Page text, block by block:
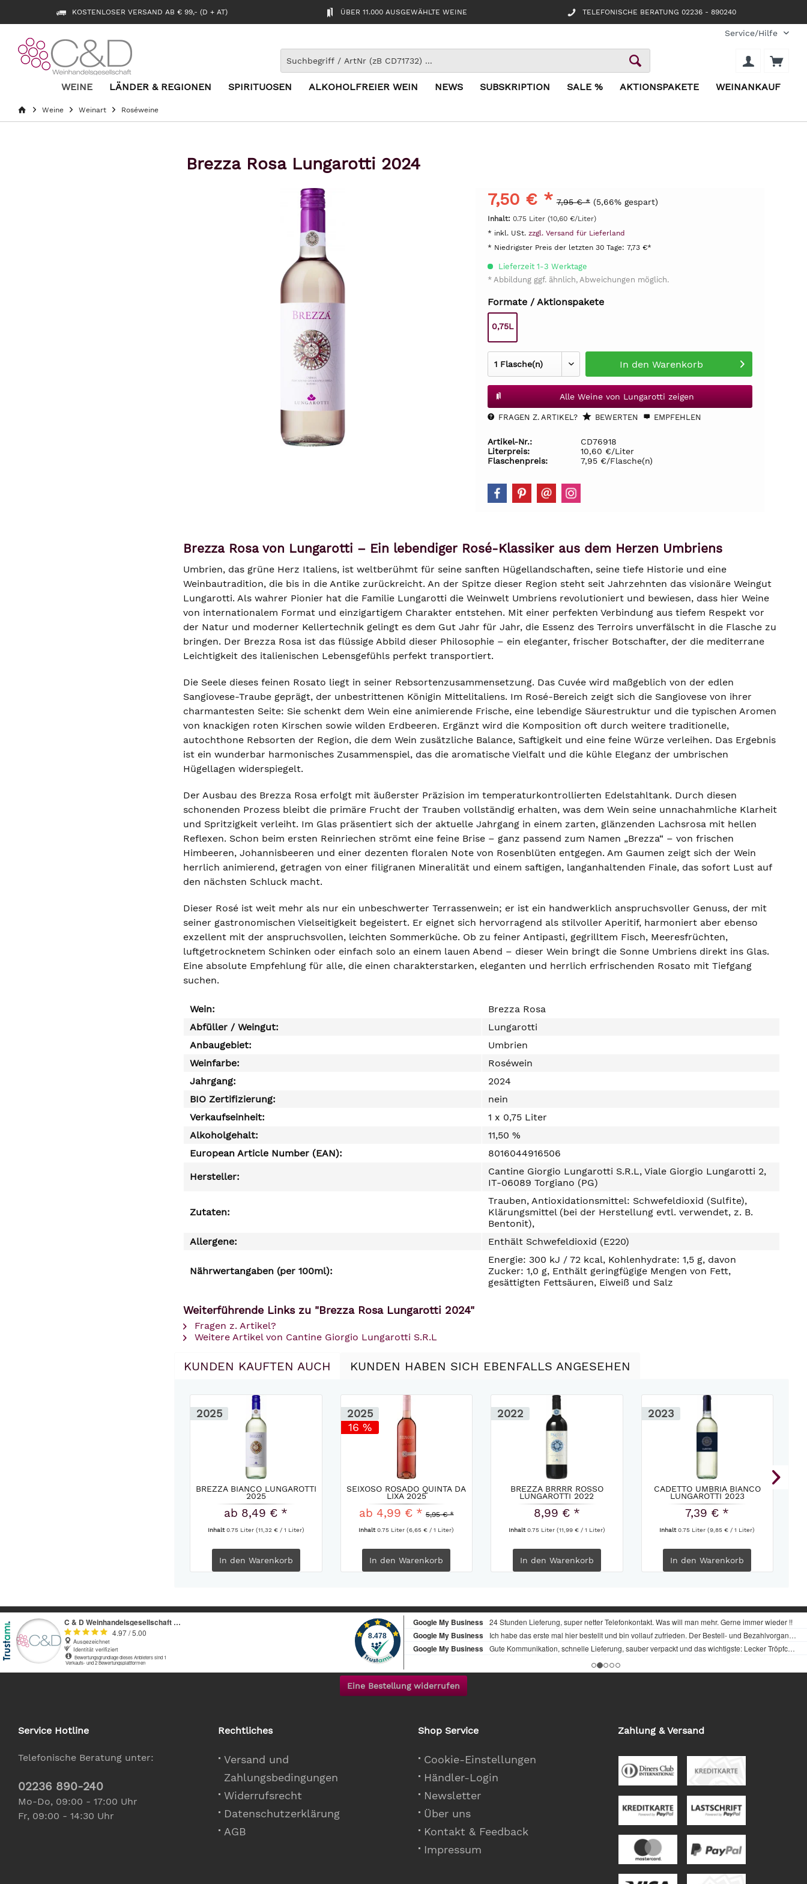
KOSTENLOSER VERSAND AB € 99,- (D + AT) ÜBER 11.000 AUSGEWÄHLTE WEINE TELEFONISCHE BERATUNG 02236 - 890240
Service/Hilfe
WEINE LÄNDER & REGIONEN SPIRITUOSEN ALKOHOLFREIER WEIN NEWS SUBSKRIPTION SALE % AKTIONSPAKETE WEINANKAUF
Weine Weinart Roséweine
Brezza Rosa Lungarotti 2024
7,50 € * 7,95 € * (5,66% gespart)
Inhalt: 0.75 Liter (10,60 €/Liter)
* inkl. USt. zzgl. Versand für Lieferland
* Niedrigster Preis der letzten 30 Tage: 7,73 €*
Lieferzeit 1-3 Werktage
* Abbildung ggf. ähnlich, Abweichungen möglich.
Formate / Aktionspakete
0,75L
In den Warenkorb
Alle Weine von Lungarotti zeigen
FRAGEN Z. ARTIKEL? BEWERTEN EMPFEHLEN
Artikel-Nr.:
CD76918
Literpreis:
10,60 €/Liter
Flaschenpreis:
7,95 €/Flasche(n)
Brezza Rosa von Lungarotti – Ein lebendiger Rosé-Klassiker aus dem Herzen Umbriens
Umbrien, das grüne Herz Italiens, ist weltberühmt für seine sanften Hügellandschaften, seine tiefe Historie und eine
Weinbautradition, die bis in die Antike zurückreicht. An der Spitze dieser Region steht seit Jahrzehnten das visionäre Weingut
Lungarotti. Als wahrer Pionier hat die Familie Lungarotti die Weinwelt Umbriens revolutioniert und bewiesen, dass hier Weine
von internationalem Format und einzigartigem Charakter entstehen. Mit einer perfekten Verbindung aus tiefem Respekt vor
der Natur und moderner Kellertechnik gelingt es dem Gut Jahr für Jahr, die Essenz des Terroirs unverfälscht in die Flasche zu
bringen. Der Brezza Rosa ist das flüssige Abbild dieser Philosophie – ein eleganter, frischer Botschafter, der die mediterrane
Leichtigkeit des italienischen Lebensgefühls perfekt transportiert.
Die Seele dieses feinen Rosato liegt in seiner Rebsortenzusammensetzung. Das Cuvée wird maßgeblich von der edlen
Sangiovese-Traube geprägt, der unbestrittenen Königin Mittelitaliens. Im Rosé-Bereich zeigt sich die Sangiovese von ihrer
charmantesten Seite: Sie schenkt dem Wein eine animierende Frische, eine lebendige Säurestruktur und die typischen Aromen
von knackigen roten Kirschen sowie wilden Erdbeeren. Ergänzt wird die Komposition oft durch weitere traditionelle,
autochthone Rebsorten der Region, die dem Wein zusätzliche Balance, Saftigkeit und eine feine Würze verleihen. Das Ergebnis
ist ein wunderbar harmonisches Zusammenspiel, das die aromatische Vielfalt und die kühle Eleganz der umbrischen
Hügellagen widerspiegelt.
Der Ausbau des Brezza Rosa erfolgt mit äußerster Präzision im temperaturkontrollierten Edelstahltank. Durch diesen
schonenden Prozess bleibt die primäre Frucht der Trauben vollständig erhalten, was dem Wein seine unnachahmliche Klarheit
und Spritzigkeit verleiht. Im Glas präsentiert sich der aktuelle Jahrgang in einem zarten, glänzenden Lachsrosa mit hellen
Reflexen. Schon beim ersten Reinriechen strömt eine feine Brise – ganz passend zum Namen „Brezza“ – von frischen
Himbeeren, Johannisbeeren und einer dezenten floralen Note von Rosenblüten entgegen. Am Gaumen zeigt sich der Wein
herrlich animierend, getragen von einer filigranen Mineralität und einem saftigen, langanhaltenden Finale, das sofort Lust auf
den nächsten Schluck macht.
Dieser Rosé ist weit mehr als nur ein unbeschwerter Terrassenwein; er ist ein handwerklich anspruchsvoller Genuss, der mit
seiner gastronomischen Vielseitigkeit begeistert. Er eignet sich hervorragend als stilvoller Aperitif, harmoniert aber ebenso
exzellent mit der anspruchsvollen, leichten Sommerküche. Ob zu feiner Antipasti, gegrilltem Fisch, Meeresfrüchten,
luftgetrocknetem Schinken oder einfach solo an einem lauen Abend – dieser Wein bringt die Sonne Umbriens direkt ins Glas.
Eine absolute Empfehlung für alle, die einen charakterstarken, eleganten und herrlich erfrischenden Rosato mit Tiefgang
suchen.
Wein:
Brezza Rosa
Abfüller / Weingut:
Lungarotti
Anbaugebiet:
Umbrien
Weinfarbe:
Roséwein
Jahrgang:
2024
BIO Zertifizierung:
nein
Verkaufseinheit:
1 x 0,75 Liter
Alkoholgehalt:
11,50 %
European Article Number (EAN):
8016044916506
Hersteller:
Cantine Giorgio Lungarotti S.R.L, Viale Giorgio Lungarotti 2,
IT-06089 Torgiano (PG)
Zutaten:
Trauben, Antioxidationsmittel: Schwefeldioxid (Sulfite),
Klärungsmittel (bei der Herstellung evtl. verwendet, z. B.
Bentonit),
Allergene:
Enthält Schwefeldioxid (E220)
Nährwertangaben (per 100ml):
Energie: 300 kJ / 72 kcal, Kohlenhydrate: 1,5 g, davon
Zucker: 1,0 g, Enthält geringfügige Mengen von Fett,
gesättigten Fettsäuren, Eiweiß und Salz
Weiterführende Links zu "Brezza Rosa Lungarotti 2024"
Fragen z. Artikel?
Weitere Artikel von Cantine Giorgio Lungarotti S.R.L
KUNDEN KAUFTEN AUCH KUNDEN HABEN SICH EBENFALLS ANGESEHEN
2025
BREZZA BIANCO LUNGAROTTI
2025
ab 8,49 € *
Inhalt0.75 Liter (11,32 € / 1 Liter)
In den Warenkorb
2025
16 %
SEIXOSO ROSADO QUINTA DA
LIXA 2025
ab 4,99 € * 5,95 € *
Inhalt0.75 Liter(6,65 € / 1 Liter)
In den Warenkorb
2022
BREZZA BRRRR ROSSO
LUNGAROTTI 2022
8,99 € *
Inhalt0.75 Liter (11,99 € / 1 Liter)
In den Warenkorb
2023
CADETTO UMBRIA BIANCO
LUNGAROTTI 2023
7,39 € *
Inhalt0.75 Liter(9,85 € / 1 Liter)
In den Warenkorb
Eine Bestellung widerrufen
Service Hotline
Telefonische Beratung unter:
02236 890-240
Mo-Do, 09:00 - 17:00 Uhr
Fr, 09:00 - 14:30 Uhr
Rechtliches
Versand und
Zahlungsbedingungen
Widerrufsrecht
Datenschutzerklärung
AGB
Shop Service
Cookie-Einstellungen
Händler-Login
Newsletter
Über uns
Kontakt & Feedback
Impressum
Zahlung & Versand